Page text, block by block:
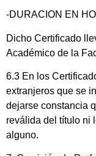
-DURACION EN
Dicho Certificado
Académico de la
6.3 En los
extranjeros que se
dejarse constancia
reválida del título ni
alguno.